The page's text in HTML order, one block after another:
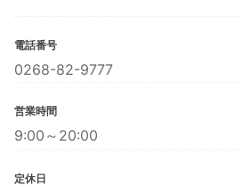
電話番号
0268-82-9777
営業時間
9:00～20:00
定休日